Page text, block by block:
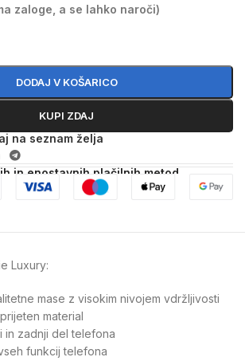
zaloge, a se lahko naroči)
DODAJ V KOŠARICO
KUPI ZDAJ
na seznam želja
in enostavnih plačilnih metod
Luxury:
mase z visokim nivojem vdržljivosti
material
in zadnji del telefona
funkcij telefona